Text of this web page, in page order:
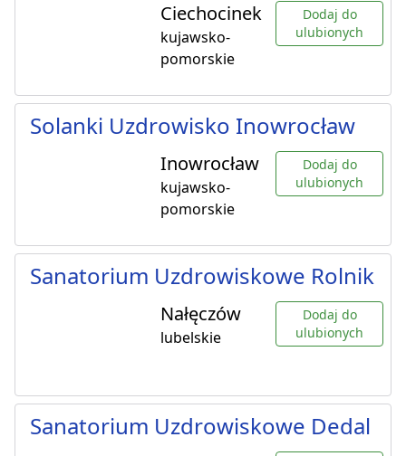
Ciechocinek
kujawsko-
pomorskie
Dodaj do
ulubionych
Solanki Uzdrowisko Inowrocław
Inowrocław
kujawsko-
pomorskie
Dodaj do
ulubionych
Sanatorium Uzdrowiskowe Rolnik
Nałęczów
lubelskie
Dodaj do
ulubionych
Sanatorium Uzdrowiskowe Dedal